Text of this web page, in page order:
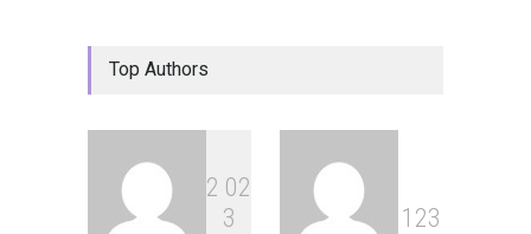
Top Authors
2 02
3
1 23